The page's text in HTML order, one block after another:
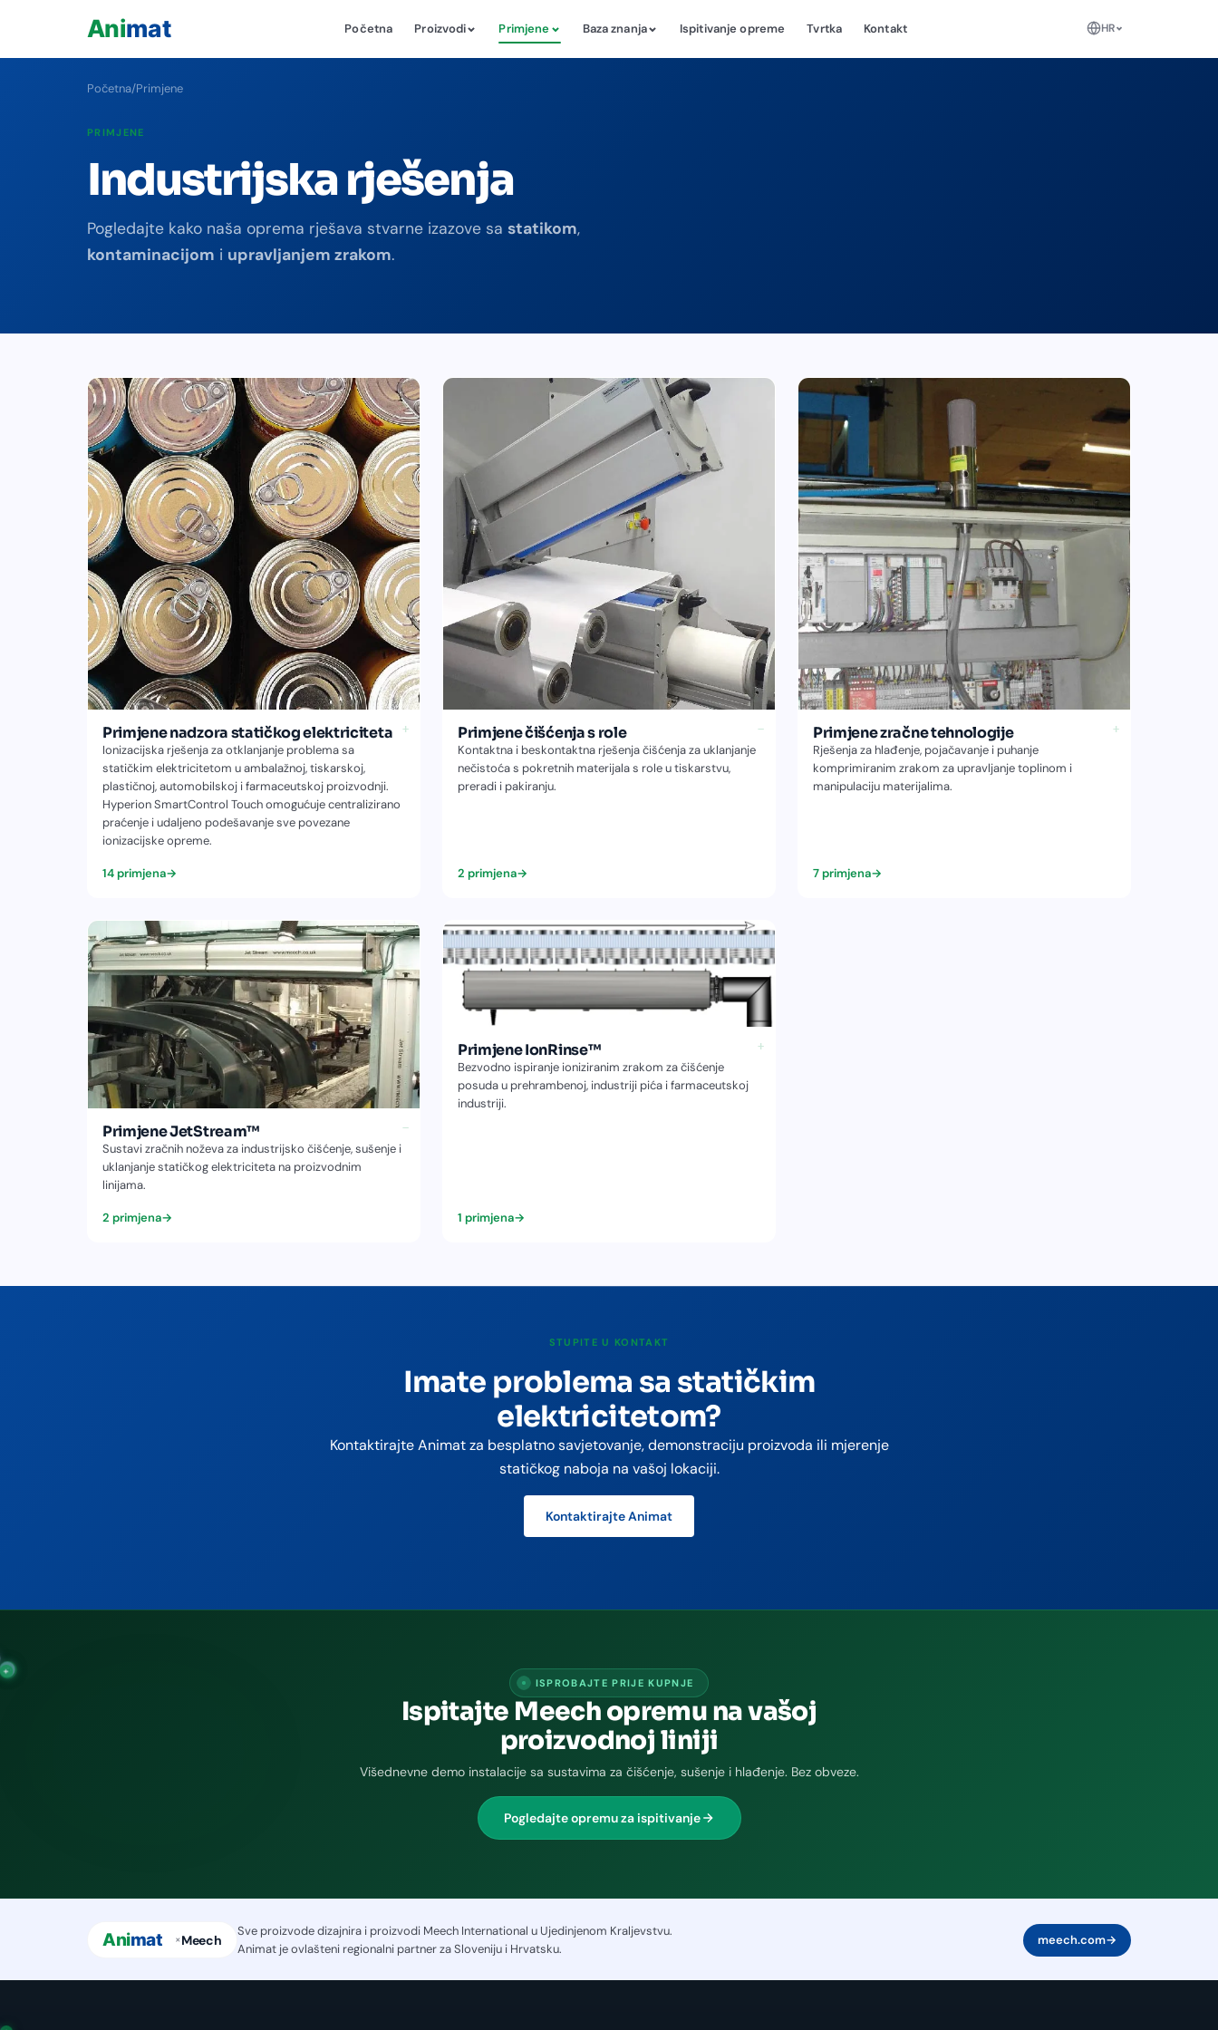
Početna Proizvodi Primjene Baza znanja Ispitivanje opreme Tvrtka Kontakt HR
Početna/Primjene
PRIMJENE
Industrijska rješenja
Pogledajte kako naša oprema rješava stvarne izazove sa statikom,
kontaminacijom i upravljanjem zrakom.
+
Primjene nadzora statičkog elektriciteta
Ionizacijska rješenja za otklanjanje problema sa
statičkim elektricitetom u ambalažnoj, tiskarskoj,
plastičnoj, automobilskoj i farmaceutskoj proizvodnji.
Hyperion SmartControl Touch omogućuje centralizirano
praćenje i udaljeno podešavanje sve povezane
ionizacijske opreme.
14 primjena→
−
Primjene čišćenja s role
Kontaktna i beskontaktna rješenja čišćenja za uklanjanje
nečistoća s pokretnih materijala s role u tiskarstvu,
preradi i pakiranju.
2 primjena→
+
Primjene zračne tehnologije
Rješenja za hlađenje, pojačavanje i puhanje
komprimiranim zrakom za upravljanje toplinom i
manipulaciju materijalima.
7 primjena→
−
Primjene JetStream™
Sustavi zračnih noževa za industrijsko čišćenje, sušenje i
uklanjanje statičkog elektriciteta na proizvodnim
linijama.
2 primjena→
+
Primjene IonRinse™
Bezvodno ispiranje ioniziranim zrakom za čišćenje
posuda u prehrambenoj, industriji pića i farmaceutskoj
industriji.
1 primjena→
STUPITE U KONTAKT
Imate problema sa statičkim
elektricitetom?
Kontaktirajte Animat za besplatno savjetovanje, demonstraciju proizvoda ili mjerenje
statičkog naboja na vašoj lokaciji.
Kontaktirajte Animat
+
−
+
ISPROBAJTE PRIJE KUPNJE
Ispitajte Meech opremu na vašoj
proizvodnoj liniji
Višednevne demo instalacije sa sustavima za čišćenje, sušenje i hlađenje. Bez obveze.
Pogledajte opremu za ispitivanje
×Meech
Sve proizvode dizajnira i proizvodi Meech International u Ujedinjenom Kraljevstvu.
Animat je ovlašteni regionalni partner za Sloveniju i Hrvatsku.
meech.com→